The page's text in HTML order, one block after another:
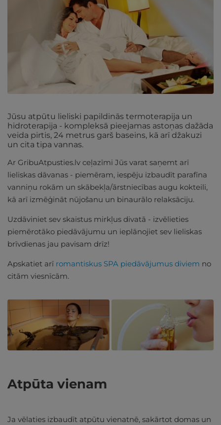
Jūsu atpūtu lieliski papildinās termoterapija un
hidroterapija - kompleksā pieejamas astoņas dažāda
veida pirtis, 24 metrus garš baseins, kā arī džakuzi
un cita tipa vannas.
Ar GribuAtpusties.lv ceļazīmi Jūs varat saņemt arī
lieliskas dāvanas - piemēram, iespēju izbaudīt parafīna
vanniņu rokām un skābekļa/ārstniecības augu kokteili,
kā arī izmēģināt nūjošanu un binaurālo relaksāciju.
Uzdāviniet sev skaistus mirkļus divatā - izvēlieties
piemērotāko piedāvājumu un ieplānojiet sev lieliskas
brīvdienas jau pavisam drīz!
Apskatiet arī romantiskus SPA piedāvājumus diviem no
citām viesnīcām.
Atpūta vienam
Ja vēlaties izbaudīt atpūtu vienatnē, sakārtot domas un